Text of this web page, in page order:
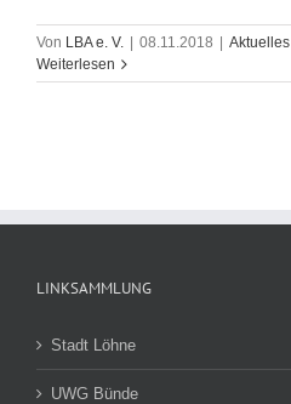
Von LBA e. V. | 08.11.2018 | Aktuelles
Weiterlesen
LINKSAMMLUNG
Stadt Löhne
UWG Bünde